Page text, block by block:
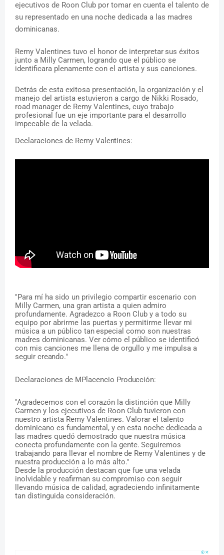
ejecutivos de Roon Club por tomar en cuenta el talento de
su representado en una noche dedicada a las madres
dominicanas.
Remy Valentines tuvo el honor de interpretar sus éxitos
junto a Milly Carmen, logrando que el público se
identificara plenamente con el artista y sus canciones.
Detrás de esta exitosa presentación, la organización y el
manejo del artista estuvieron a cargo de Nikki Rosado,
road manager de Remy Valentines, cuyo trabajo
profesional fue un eje importante para el desarrollo
impecable de la velada.
Declaraciones de Remy Valentines:
"Para mí ha sido un privilegio compartir escenario con
Milly Carmen, una gran artista a quien admiro
profundamente. Agradezco a Roon Club y a todo su
equipo por abrirme las puertas y permitirme llevar mi
música a un público tan especial como son nuestras
madres dominicanas. Ver cómo el público se identificó
con mis canciones me llena de orgullo y me impulsa a
seguir creando."
Declaraciones de MPlacencio Producción:
"Agradecemos con el corazón la distinción que Milly
Carmen y los ejecutivos de Roon Club tuvieron con
nuestro artista Remy Valentines. Valorar el talento
dominicano es fundamental, y en esta noche dedicada a
las madres quedó demostrado que nuestra música
conecta profundamente con la gente. Seguiremos
trabajando para llevar el nombre de Remy Valentines y de
nuestra producción a lo más alto."
Desde la producción destacan que fue una velada
inolvidable y reafirman su compromiso con seguir
llevando música de calidad, agradeciendo infinitamente
tan distinguida consideración.